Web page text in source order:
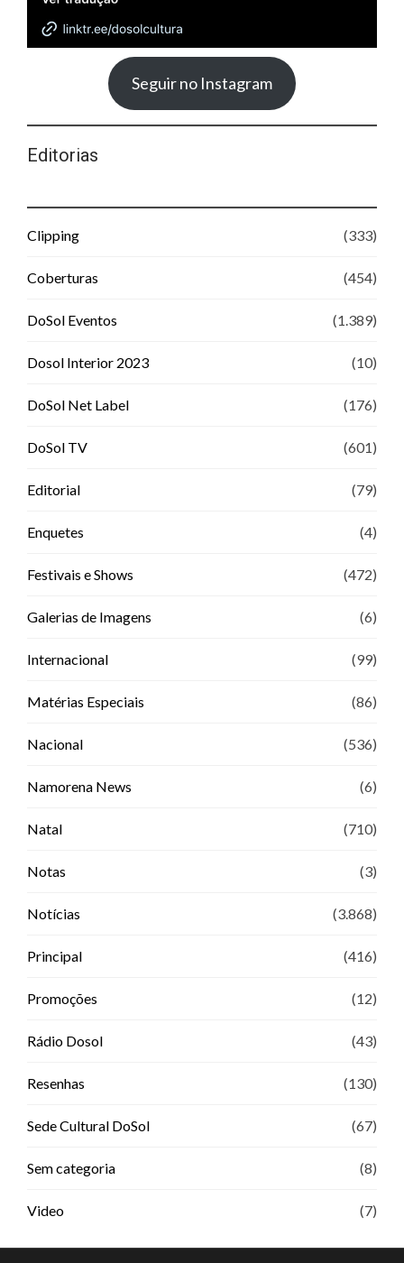
Seguir no Instagram
Editorias
Clipping (333)
Coberturas (454)
DoSol Eventos (1.389)
Dosol Interior 2023 (10)
DoSol Net Label (176)
DoSol TV (601)
Editorial (79)
Enquetes (4)
Festivais e Shows (472)
Galerias de Imagens (6)
Internacional (99)
Matérias Especiais (86)
Nacional (536)
Namorena News (6)
Natal (710)
Notas (3)
Notícias (3.868)
Principal (416)
Promoções (12)
Rádio Dosol (43)
Resenhas (130)
Sede Cultural DoSol (67)
Sem categoria (8)
Video (7)